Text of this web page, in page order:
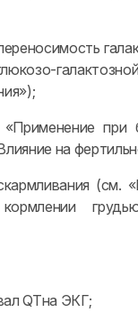
при
на
(см.
QTна ЭКГ;